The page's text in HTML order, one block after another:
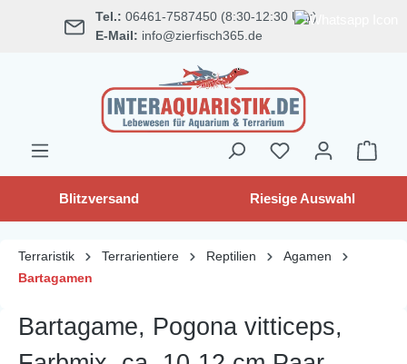
springen Tel.: 06461-7587450 (8:30-12:30 Uhr)
E-Mail: info@zierfisch365.de
Blitzversand Riesige Auswahl
Terraristik Terrarientiere Reptilien
Agamen
Bartagamen
Bartagame, Pogona vitticeps,